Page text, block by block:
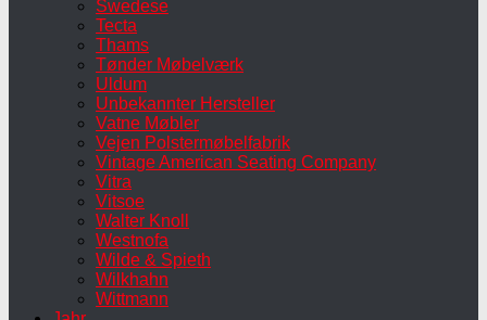
Swedese
Tecta
Thams
Tønder Møbelværk
Uldum
Unbekannter Hersteller
Vatne Møbler
Vejen Polstermøbelfabrik
Vintage American Seating Company
Vitra
Vitsoe
Walter Knoll
Westnofa
Wilde & Spieth
Wilkhahn
Wittmann